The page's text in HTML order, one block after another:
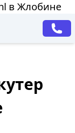
в Жлобине